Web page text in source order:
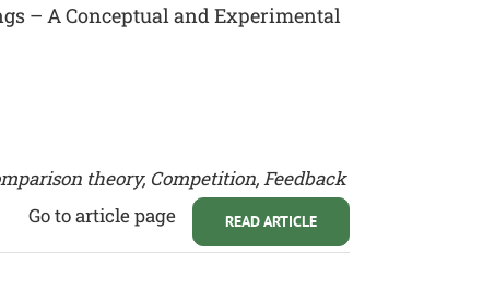
– A Conceptual and Experimental
theory, Competition, Feedback
READ ARTICLE
Go to article page